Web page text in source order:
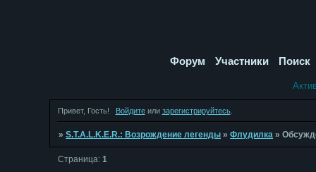
Форум Участники Поиск
Привет, Гость! Войдитеили зарегистрируйтесь.
»S.T.A.L.K.E.R.: Возрождение легенды »Флудилка »
Страница:1